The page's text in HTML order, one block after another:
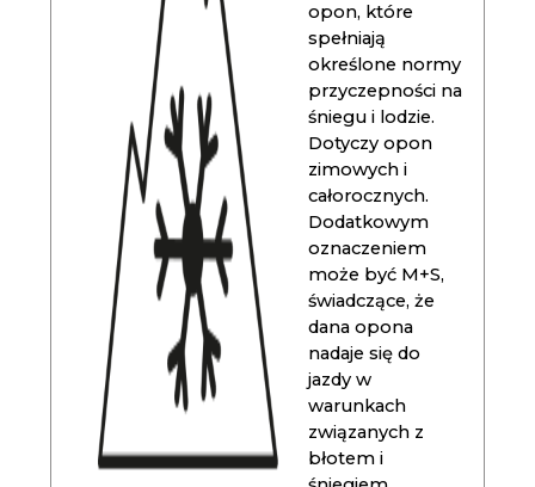
opon, które
spełniają
określone normy
przyczepności na
śniegu i lodzie.
Dotyczy opon
zimowych i
całorocznych.
Dodatkowym
oznaczeniem
może być M+S,
świadczące, że
dana opona
nadaje się do
jazdy w
warunkach
związanych z
błotem i